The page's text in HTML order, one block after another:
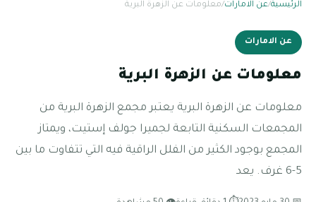
الرئيسية/عن الامارات/معلومات عن الزهرة البرية
عن الامارات
معلومات عن الزهرة البرية
معلومات عن الزهرة البرية يعتبر مجمع الزهرة البرية من
المجمعات السكنية التابعة لجميرا جولف إستيت، ويمتاز
المجمع بوجود الكثير من الفلل الراقية فيه التي تتفاوت ما بين
5-6 غرف. يعد